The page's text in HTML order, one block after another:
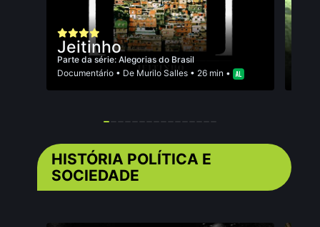
Jeitinho
Parte da série: Alegorias do Brasil
Documentário • De Murilo Salles• 26 min •
HISTÓRIA POLÍTICA E
SOCIEDADE